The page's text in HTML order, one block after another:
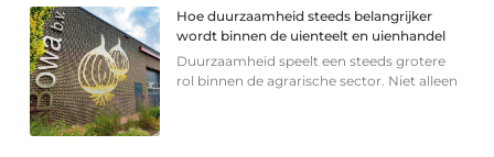
Hoe duurzaamheid steeds belangrijker
wordt binnen de uienteelt en uienhandel
Duurzaamheid speelt een steeds grotere
rol binnen de agrarische sector. Niet alleen